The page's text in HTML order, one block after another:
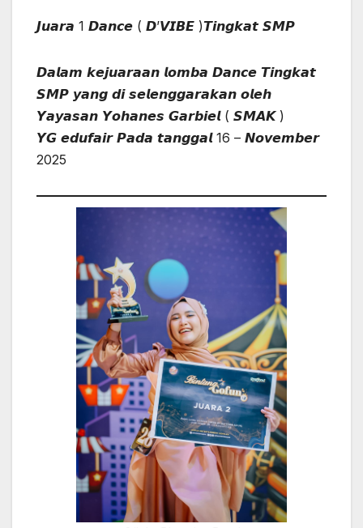
𝙅𝙪𝙖𝙧𝙖 1 𝘿𝙖𝙣𝙘𝙚 ( 𝘿’𝙑𝙄𝘽𝙀 )𝙏𝙞𝙣𝙜𝙠𝙖𝙩 𝙎𝙈𝙋
𝘿𝙖𝙡𝙖𝙢 𝙠𝙚𝙟𝙪𝙖𝙧𝙖𝙖𝙣 𝙡𝙤𝙢𝙗𝙖 𝘿𝙖𝙣𝙘𝙚 𝙏𝙞𝙣𝙜𝙠𝙖𝙩
𝙎𝙈𝙋 𝙮𝙖𝙣𝙜 𝙙𝙞 𝙨𝙚𝙡𝙚𝙣𝙜𝙜𝙖𝙧𝙖𝙠𝙖𝙣 𝙤𝙡𝙚𝙝
𝙔𝙖𝙮𝙖𝙨𝙖𝙣 𝙔𝙤𝙝𝙖𝙣𝙚𝙨 𝙂𝙖𝙧𝙗𝙞𝙚𝙡 ( 𝙎𝙈𝘼𝙆 )
𝙔𝙂 𝙚𝙙𝙪𝙛𝙖𝙞𝙧 𝙋𝙖𝙙𝙖 𝙩𝙖𝙣𝙜𝙜𝙖𝙡 16 – 𝙉𝙤𝙫𝙚𝙢𝙗𝙚𝙧
2025